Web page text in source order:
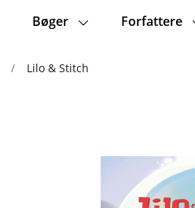
Main
Bøger Forfattere
/ Lilo & Stitch